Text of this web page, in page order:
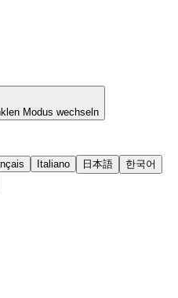
Modus wechseln
Italiano 日本語
한국어